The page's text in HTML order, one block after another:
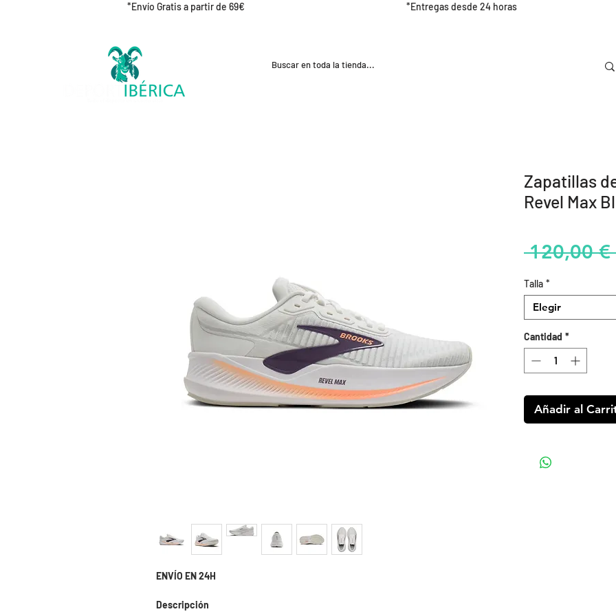
*Envío Gratis a partir de 69€ *Entregas desde 24 horas
ENVÍO EN 24H
Descripción
Zapatillas
Revel Max
120,00 €
Talla *
Elegir
Cantidad *
Añadir al